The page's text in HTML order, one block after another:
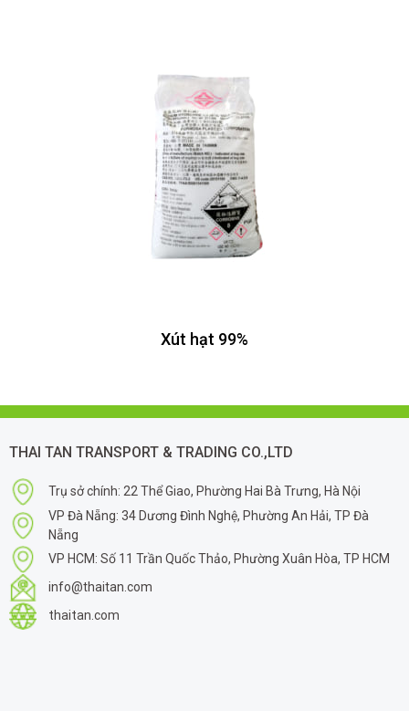
Xút hạt 99%
THAI TAN TRANSPORT & TRADING CO.,LTD
Trụ sở chính: 22 Thể Giao, Phường Hai Bà Trưng, Hà Nội
VP Đà Nẵng: 34 Dương Đình Nghệ, Phường An Hải, TP Đà
Nẵng
VP HCM: Số 11 Trần Quốc Thảo, Phường Xuân Hòa, TP HCM
info@thaitan.com
thaitan.com